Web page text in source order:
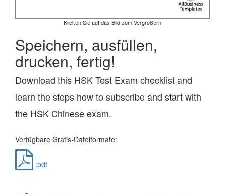
Klicken Sie auf das Bild zum Vergrößern
Speichern, ausfüllen,
drucken, fertig!
Download this HSK Test Exam checklist and
learn the steps how to subscribe and start with
the HSK Chinese exam.
Verfügbare Gratis-Dateiformate:
.pdf